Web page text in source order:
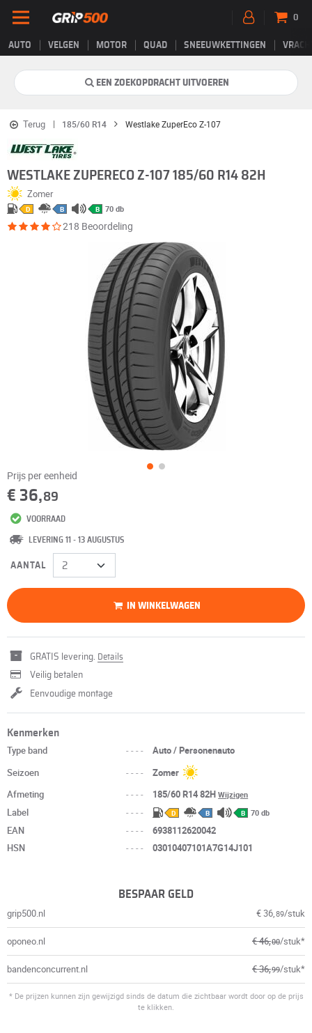
AUTO VELGEN MOTOR QUAD SNEEUWKETTINGEN
0
EEN ZOEKOPDRACHT UITVOEREN
Terug 185/60 R14 Westlake ZuperEco Z-107
WESTLAKE ZUPERECO Z-107 185/60 R14 82H
Zomer
D B B 70 db
218 Beoordeling
Prijs per eenheid
€ 36,89
VOORRAAD
LEVERING 11 - 13 AUGUSTUS
AANTAL
IN WINKELWAGEN
GRATIS levering. Details
Veilig betalen
Eenvoudige montage
Kenmerken
Type band ----
Auto / Personenauto
Seizoen
----
Zomer
Afmeting
---- 185/60 R14 82HWijzigen
Label ---- D B B 70 db
EAN ----
6938112620042
HSN
---- 03010407101A7G14J101
BESPAAR GELD
grip500.nl € 36,89/stuk
oponeo.nl € 46,00/stuk*
bandenconcurrent.nl € 36,99/stuk*
* De prijzen kunnen zijn gewijzigd sinds de datum die zichtbaar wordt door op de prijs
te klikken.